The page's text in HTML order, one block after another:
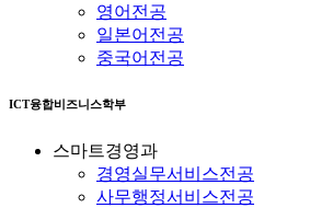
영어전공
일본어전공
중국어전공
ICT융합비즈니스학부
스마트경영과
경영실무서비스전공
사무행정서비스전공